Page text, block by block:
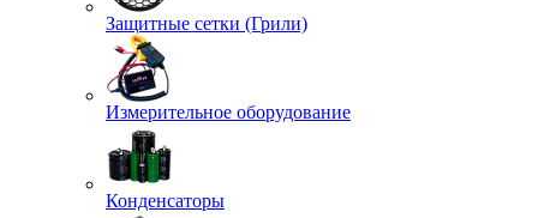
Защитные сетки (Грили)
Измерительное оборудование
Конденсаторы